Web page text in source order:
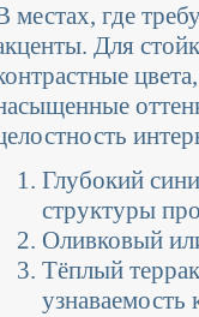
местах, где
Для
Глубокий
структуры
Оливковый
Тёплый
узнаваемость